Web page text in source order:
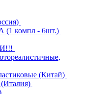
(1 компл - 6шт.)
(Китай)